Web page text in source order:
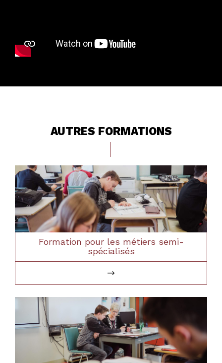
AUTRES FORMATIONS
Formation pour les métiers semi-
spécialisés